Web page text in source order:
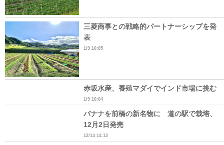
三菱商事との戦略的パートナーシップを発
表
1/9 10:05
赤坂水産、養殖マダイでインド市場に挑む
1/9 10:04
バナナを前橋の新名物に 道の駅で栽培、
12月2日発売
12/14 14:12